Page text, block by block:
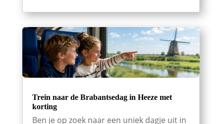
Trein naar de Brabantsedag in Heeze met
korting
Ben je op zoek naar een uniek dagje uit in